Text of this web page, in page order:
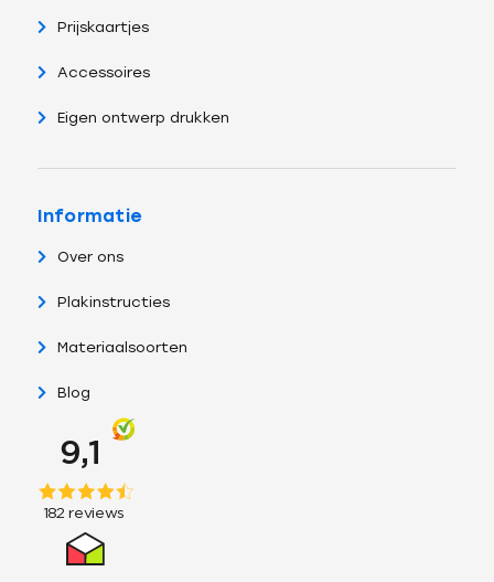
Prijskaartjes
Accessoires
Eigen ontwerp drukken
Informatie
Over ons
Plakinstructies
Materiaalsoorten
Blog